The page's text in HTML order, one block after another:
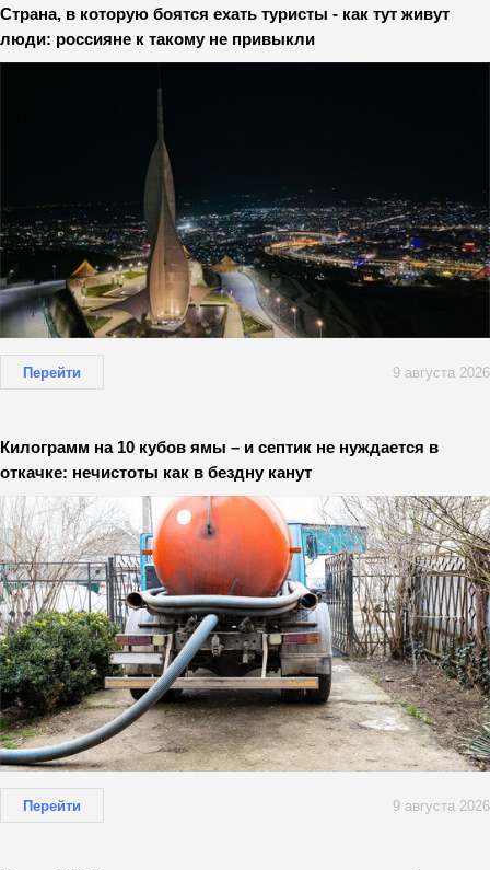
Страна, в которую боятся ехать туристы - как тут живут
люди: россияне к такому не привыкли
Перейти 9 августа 2026
Килограмм на 10 кубов ямы – и септик не нуждается в
откачке: нечистоты как в бездну канут
Перейти 9 августа 2026